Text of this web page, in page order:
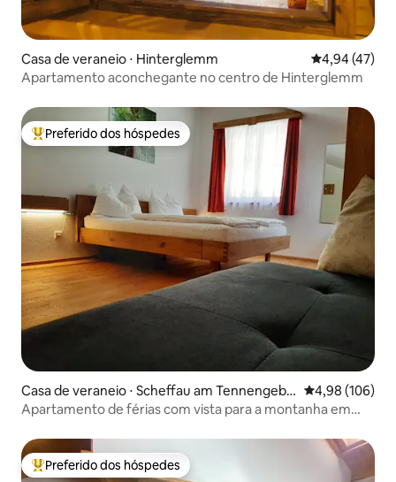
Casa de veraneio ⋅ Hinterglemm 4,94 de uma
4,94 (47)
Apartamento aconchegante no centro de Hinterglemm
Entre os melhores preferidos dos hóspedes
Preferido dos hóspedes
Casa de veraneio ⋅ Scheffau am Tennengebir
ge
4,98 de uma
4,98 (106)
Apartamento de férias com vista para a montanha em
Entre os melhores preferidos dos hóspedes
Preferido dos hóspedes